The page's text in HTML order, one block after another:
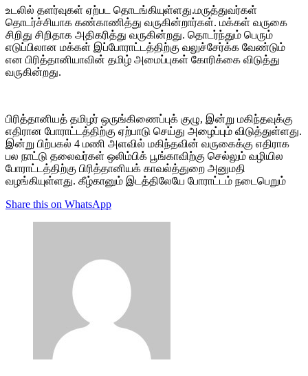
உடலில் தளர்வுகள் ஏற்பட தொடங்கியுள்ளது.மருத்துவர்கள்
தொடர்ச்சியாக கண்காணித்து வருகின்றார்கள். மக்கள் வருகை
சிறிது சிறிதாக அதிகரித்து வருகின்றது. தொடர்ந்தும் பெரும்
எடுப்பிலான மக்கள் இப்போராட்டத்திற்கு வலுச்சேர்க்க வேண்டும்
என பிரித்தானியாவின் தமிழ் அமைப்புகள் கோரிக்கை விடுத்து
வருகின்றது.
பிரித்தானியத் தமிழர் ஒருங்கிணைப்புக் குழு, இன்று மகிந்தவுக்கு
எதிரான போராட்டத்திற்கு ஏற்பாடு செய்து அழைப்பும் விடுத்துள்ளது.
இன்று பிற்பகல் 4 மணி அளவில் மகிந்தவின் வருகைக்கு எதிராக
பல நாட்டு தலைவர்கள் ஒலிம்பிக் பூங்காவிற்கு செல்லும் வழியில
போராட்டத்திற்கு பிரித்தானியக் காவல்த்துறை அனுமதி
வழங்கியுள்ளது. கீழ்கானும் இடத்திலேயே போராட்டம் நடைபெறும்
Share this on WhatsApp